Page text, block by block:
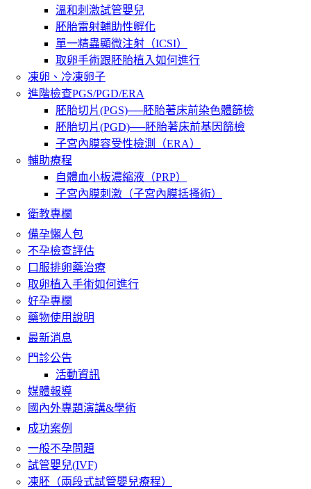
溫和刺激試管嬰兒
胚胎雷射輔助性孵化
單一精蟲顯微注射（ICSI）
取卵手術跟胚胎植入如何進行
凍卵、冷凍卵子
進階檢查PGS/PGD/ERA
胚胎切片(PGS)──胚胎著床前染色體篩檢
胚胎切片(PGD)──胚胎著床前基因篩檢
子宮內膜容受性檢測（ERA）
輔助療程
自體血小板濃縮液（PRP）
子宮內膜刺激（子宮內膜括搔術）
衛教專欄
備孕懶人包
不孕檢查評估
口服排卵藥治療
取卵植入手術如何進行
好孕專欄
藥物使用說明
最新消息
門診公告
活動資訊
媒體報導
國內外專題演講&學術
成功案例
一般不孕問題
試管嬰兒(IVF)
凍胚（兩段式試管嬰兒療程）